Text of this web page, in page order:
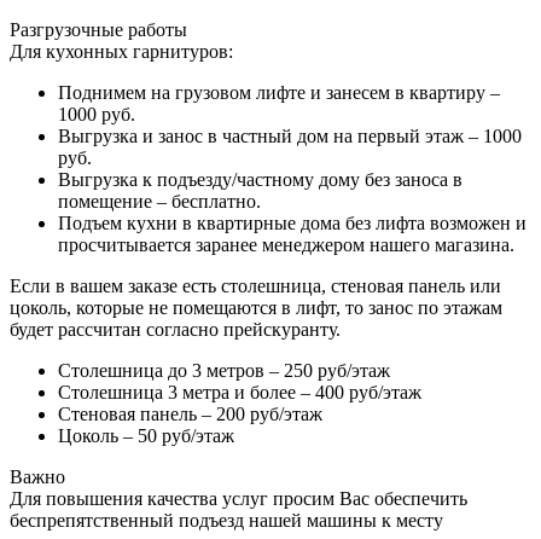
Разгрузочные работы
Для кухонных гарнитуров:
Поднимем на грузовом лифте и занесем в квартиру –
1000 руб.
Выгрузка и занос в частный дом на первый этаж – 1000
руб.
Выгрузка к подъезду/частному дому без заноса в
помещение – бесплатно.
Подъем кухни в квартирные дома без лифта возможен и
просчитывается заранее менеджером нашего магазина.
Если в вашем заказе есть столешница, стеновая панель или
цоколь, которые не помещаются в лифт, то занос по этажам
будет рассчитан согласно прейскуранту.
Столешница до 3 метров – 250 руб/этаж
Столешница 3 метра и более – 400 руб/этаж
Стеновая панель – 200 руб/этаж
Цоколь – 50 руб/этаж
Важно
Для повышения качества услуг просим Вас обеспечить
беспрепятственный подъезд нашей машины к месту